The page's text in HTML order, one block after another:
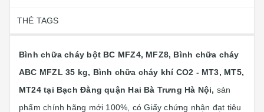
THẺ TAGS
Bình chữa cháy bột BC MFZ4, MFZ8, Bình chữa cháy
ABC MFZL 35 kg, Bình chữa cháy khí CO2 - MT3, MT5,
MT24 tại Bạch Đằng quận Hai Bà Trưng Hà Nội, sản
phẩm chính hãng mới 100%, có Giấy chứng nhận đạt tiêu